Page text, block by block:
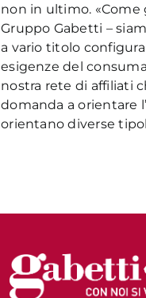
non in ultimo. «Come
Gruppo Gabetti –
a vario titolo
esigenze del
nostra rete di affiliati
domanda a orientare
orientano diverse